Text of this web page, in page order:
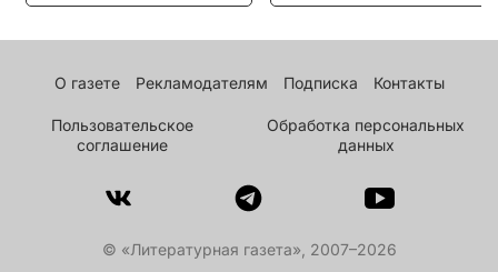
О газете Рекламодателям Подписка Контакты
Пользовательское
соглашение
Обработка персональных
данных
© «Литературная газета», 2007–2026